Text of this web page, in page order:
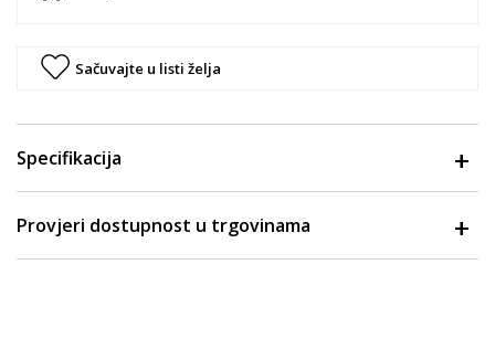
Sačuvajte u listi želja
Specifikacija
Provjeri dostupnost u trgovinama